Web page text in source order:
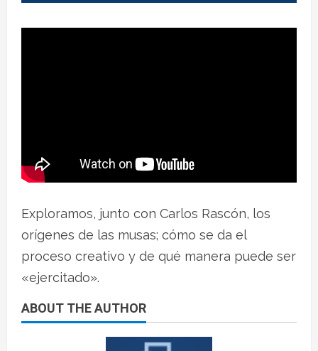
Exploramos, junto con Carlos Rascón, los
orígenes de las musas; cómo se da el
proceso creativo y de qué manera puede ser
«ejercitado».
ABOUT THE AUTHOR